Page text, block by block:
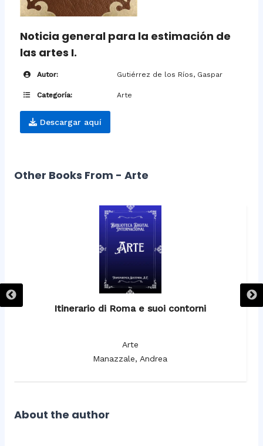
Noticia general para la estimación de
las artes I.
Autor: Gutiérrez de los Ríos, Gaspar
Categoría: Arte
Descargar aquí
Other Books From - Arte
Itinerario di Roma e suoi contorni
Arte
Manazzale, Andrea
About the author